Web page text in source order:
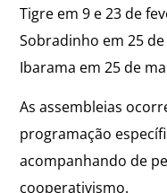
Tigre em 9 e 23 de
Sobradinho em 25
Ibarama em 25 de
As assembleias
programação
acompanhando de
cooperativismo.